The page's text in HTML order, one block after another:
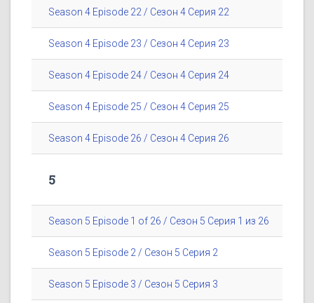
Season 4 Episode 22 / Сезон 4 Серия 22
Season 4 Episode 23 / Сезон 4 Серия 23
Season 4 Episode 24 / Сезон 4 Серия 24
Season 4 Episode 25 / Сезон 4 Серия 25
Season 4 Episode 26 / Сезон 4 Серия 26
5
Season 5 Episode 1 of 26 / Сезон 5 Серия 1 из 26
Season 5 Episode 2 / Сезон 5 Серия 2
Season 5 Episode 3 / Сезон 5 Серия 3